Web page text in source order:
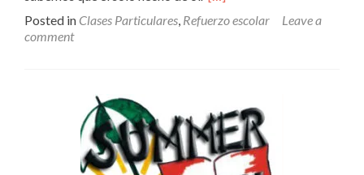
about
Posted in Clases Particulares, Refuerzo escolar
Leave a
comment